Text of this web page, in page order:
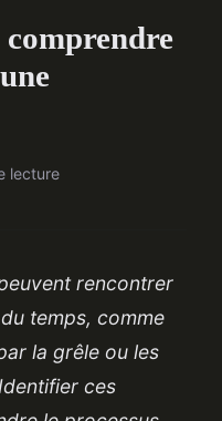
lecture
rencontrer
temps, comme
la grêle ou les
ces